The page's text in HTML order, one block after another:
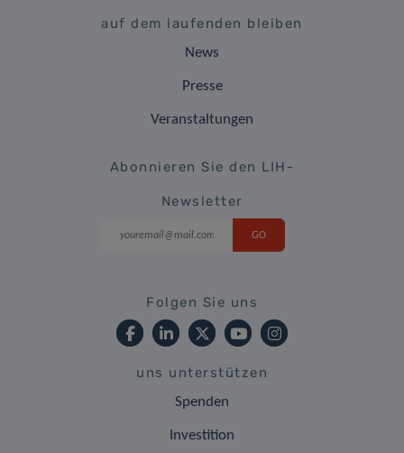
auf dem laufenden bleiben
News
Presse
Veranstaltungen
Abonnieren Sie den LIH-
Newsletter
Folgen Sie uns
uns unterstützen
Spenden
Investition